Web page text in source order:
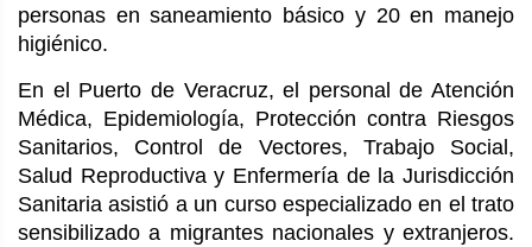
personas en saneamiento básico y 20 en manejo
higiénico.
En el Puerto de Veracruz, el personal de Atención
Médica, Epidemiología, Protección contra Riesgos
Sanitarios, Control de Vectores, Trabajo Social,
Salud Reproductiva y Enfermería de la Jurisdicción
Sanitaria asistió a un curso especializado en el trato
sensibilizado a migrantes nacionales y extranjeros.